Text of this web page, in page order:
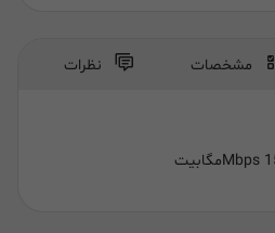
Mbpsمگابیت